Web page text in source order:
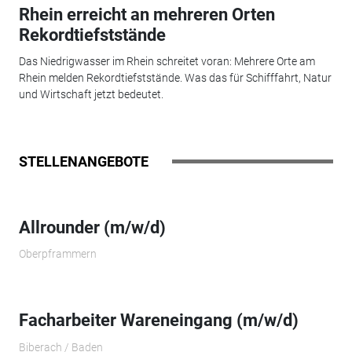
Rhein erreicht an mehreren Orten
Rekordtiefststände
Das Niedrigwasser im Rhein schreitet voran: Mehrere Orte am
Rhein melden Rekordtiefststände. Was das für Schifffahrt, Natur
und Wirtschaft jetzt bedeutet.
STELLENANGEBOTE
Allrounder (m/w/d)
Oberpframmern
Facharbeiter Wareneingang (m/w/d)
Biberach / Baden